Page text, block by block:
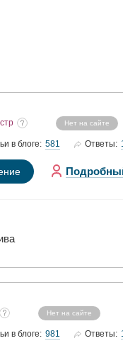
Нет на сайте
в блоге: 581 Ответы:
Нет на сайте
в блоге: 981 Ответы: